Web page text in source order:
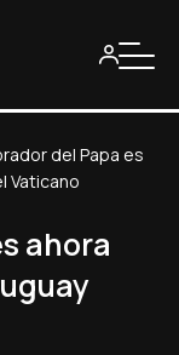
del Papa es
Vaticano
ahora